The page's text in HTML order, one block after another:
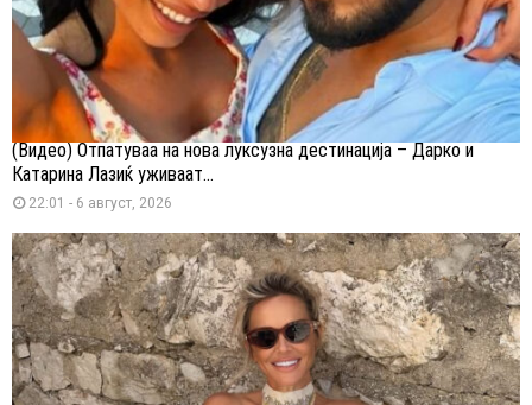
(Видео) Отпатуваа на нова луксузна дестинација – Дарко и
Катарина Лазиќ уживаат...
22:01 - 6 август, 2026